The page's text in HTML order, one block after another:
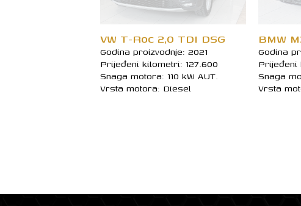
VW T-Roc 2,0 TDI DSG
Godina proizvodnje: 2021
Prijeđeni kilometri: 127.600
Snaga motora: 110 kW AUT.
Vrsta motora: Diesel
BMW
Godina
Prijeđeni
Snaga
Vrsta